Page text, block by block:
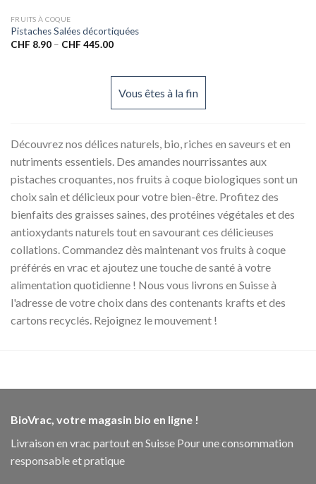
FRUITS À COQUE
Pistaches Salées décortiquées
CHF 8.90– CHF 445.00
Vous êtes à la fin
Découvrez nos délices naturels, bio, riches en saveurs et en
nutriments essentiels. Des amandes nourrissantes aux
pistaches croquantes, nos fruits à coque biologiques sont un
choix sain et délicieux pour votre bien-être. Profitez des
bienfaits des graisses saines, des protéines végétales et des
antioxydants naturels tout en savourant ces délicieuses
collations. Commandez dès maintenant vos fruits à coque
préférés en vrac et ajoutez une touche de santé à votre
alimentation quotidienne ! Nous vous livrons en Suisse à
l'adresse de votre choix dans des contenants krafts et des
cartons recyclés. Rejoignez le mouvement !
BioVrac, votre magasin bio en ligne !
Livraison en vrac partout en Suisse Pour une consommation
responsable et pratique